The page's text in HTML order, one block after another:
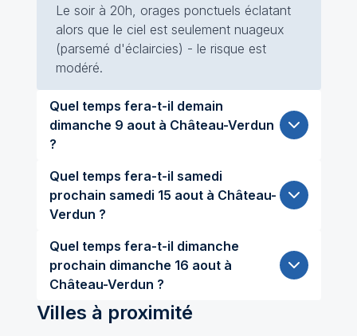
Le soir à 20h, orages ponctuels éclatant
alors que le ciel est seulement nuageux
(parsemé d'éclaircies) - le risque est
modéré.
Quel temps fera-t-il demain
dimanche 9 aout à Château-Verdun
?
Quel temps fera-t-il samedi
prochain samedi 15 aout à Château-
Verdun ?
Quel temps fera-t-il dimanche
prochain dimanche 16 aout à
Château-Verdun ?
Villes à proximité